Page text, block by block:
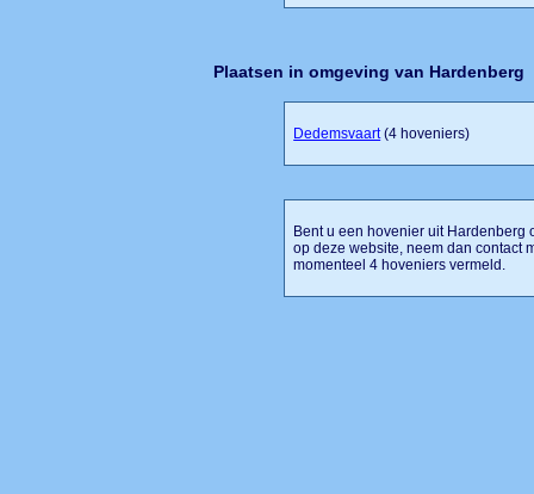
Plaatsen in omgeving van Hardenberg
Dedemsvaart(4 hoveniers)
Bent u een hovenier uit
op deze website, neem dan contact
momenteel 4 hoveniers vermeld.